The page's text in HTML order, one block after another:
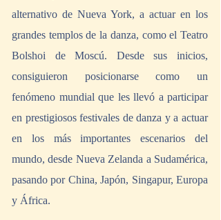
alternativo de Nueva York, a actuar en los
grandes templos de la danza, como el Teatro
Bolshoi de Moscú. Desde sus inicios,
consiguieron posicionarse como un
fenómeno mundial que les llevó a participar
en prestigiosos festivales de danza y a actuar
en los más importantes escenarios del
mundo, desde Nueva Zelanda a Sudamérica,
pasando por China, Japón, Singapur, Europa
y África.